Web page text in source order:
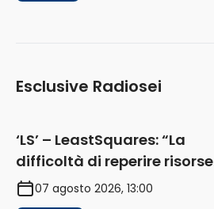
Esclusive Radiosei
‘LS’ – LeastSquares: “La
difficoltà di reperire risorse
impatta sul mercato. Senza
investimenti non arrivano i
07 agosto 2026, 13:00